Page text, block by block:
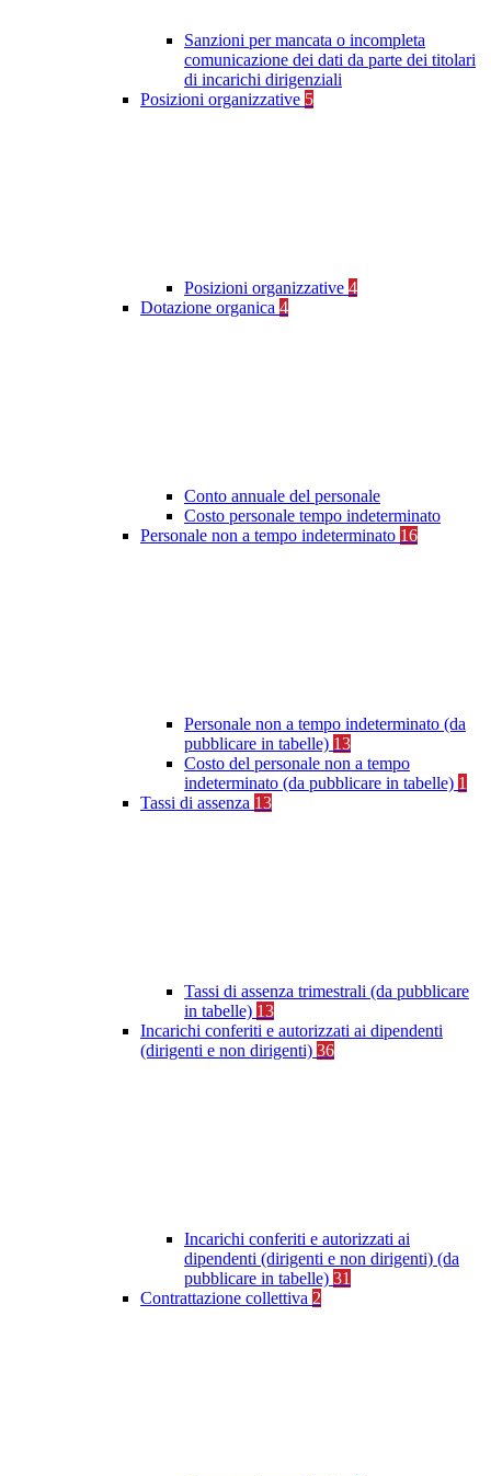
Sanzioni per mancata o incompleta
comunicazione dei dati da parte dei titolari
di incarichi dirigenziali
Posizioni organizzative 5
Posizioni organizzative 4
Dotazione organica 4
Conto annuale del personale
Costo personale tempo indeterminato
Personale non a tempo indeterminato 16
Personale non a tempo indeterminato (da
pubblicare in tabelle) 13
Costo del personale non a tempo
indeterminato (da pubblicare in tabelle) 1
Tassi di assenza 13
Tassi di assenza trimestrali (da pubblicare
in tabelle) 13
Incarichi conferiti e autorizzati ai dipendenti
(dirigenti e non dirigenti) 36
Incarichi conferiti e autorizzati ai
dipendenti (dirigenti e non dirigenti) (da
pubblicare in tabelle) 31
Contrattazione collettiva 2